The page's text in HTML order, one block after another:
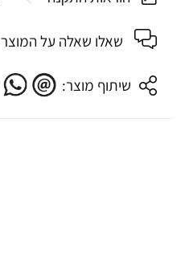
שאלו שאלה על המוצר
שיתוף מוצר: